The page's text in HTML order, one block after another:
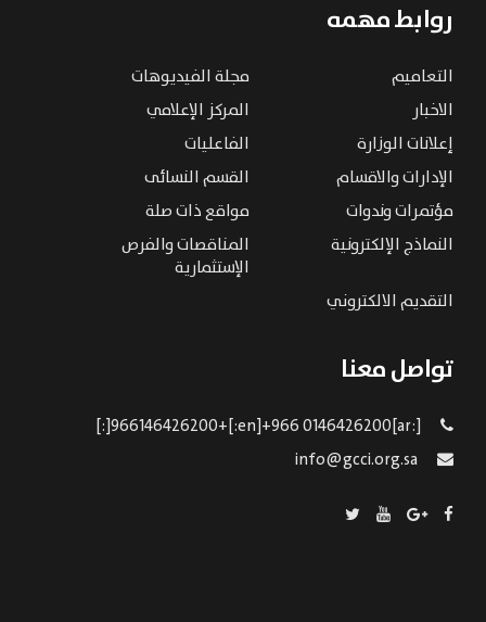
روابط مهمه
التعاميم
مجلة الفيديوهات
الاخبار
المركز الإعلامي
إعلانات الوزارة
الفاعليات
الإدارات والاقسام
القسم النسائى
مؤتمرات وندوات
مواقع ذات صلة
النماذج الإلكترونية
المناقصات والفرص
الإستثمارية
التقديم الالكتروني
تواصل معنا
[:ar]966146426200+[:en]+966 0146426200[:]